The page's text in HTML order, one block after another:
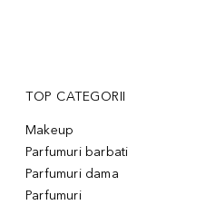
TOP CATEGORII
Makeup
Parfumuri barbati
Parfumuri dama
Parfumuri